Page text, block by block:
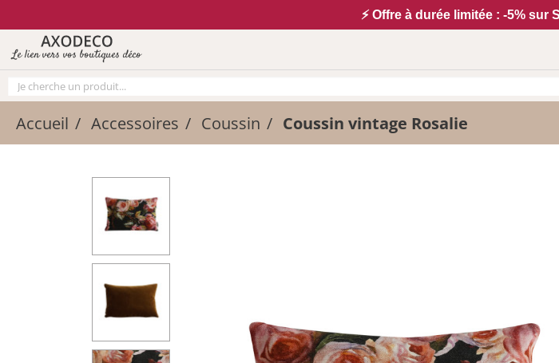
⚡ Offre à durée limitée : -5% sur
Le lien vers vos boutiques déco
Accueil Accessoires Coussin Coussin vintage Rosalie